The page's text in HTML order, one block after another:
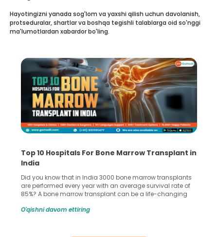
Hayotingizni yanada sog'lom va yaxshi qilish uchun davolanish,
protseduralar, shartlar va boshqa tegishli talablarga oid so'nggi
ma'lumotlardan xabardor bo'ling.
Recognizing Critical Symptoms of a Frontal
Lobe Brain Tumor Could Save Your Life
Did you know that the frontal lobe of your brain is the most
common site for tumor occurrence? The frontal lobe is a
key part of your brain and is responsible for various
harm to it can lead to serious complications. However, with
O'qishni davom ettiring